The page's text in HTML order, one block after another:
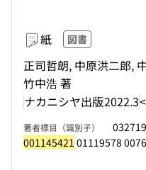
紙 図書
正司哲朗, 中原洪二郎,
竹中浩 著
ナカニシヤ出版2022.3
著者標目（識別子）
001145421 01119578